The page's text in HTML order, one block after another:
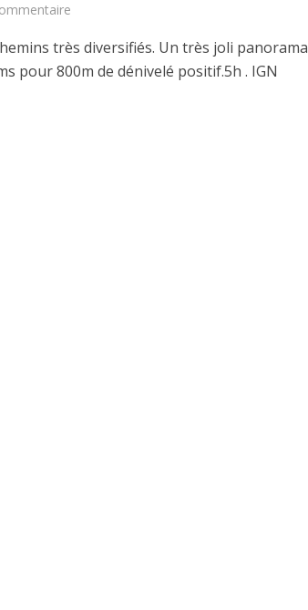
très diversifiés. Un très joli panorama
pour 800m de dénivelé positif.5h . IGN